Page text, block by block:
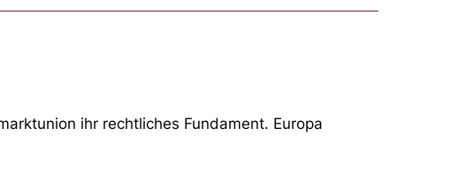
ihr rechtliches Fundament. Europa